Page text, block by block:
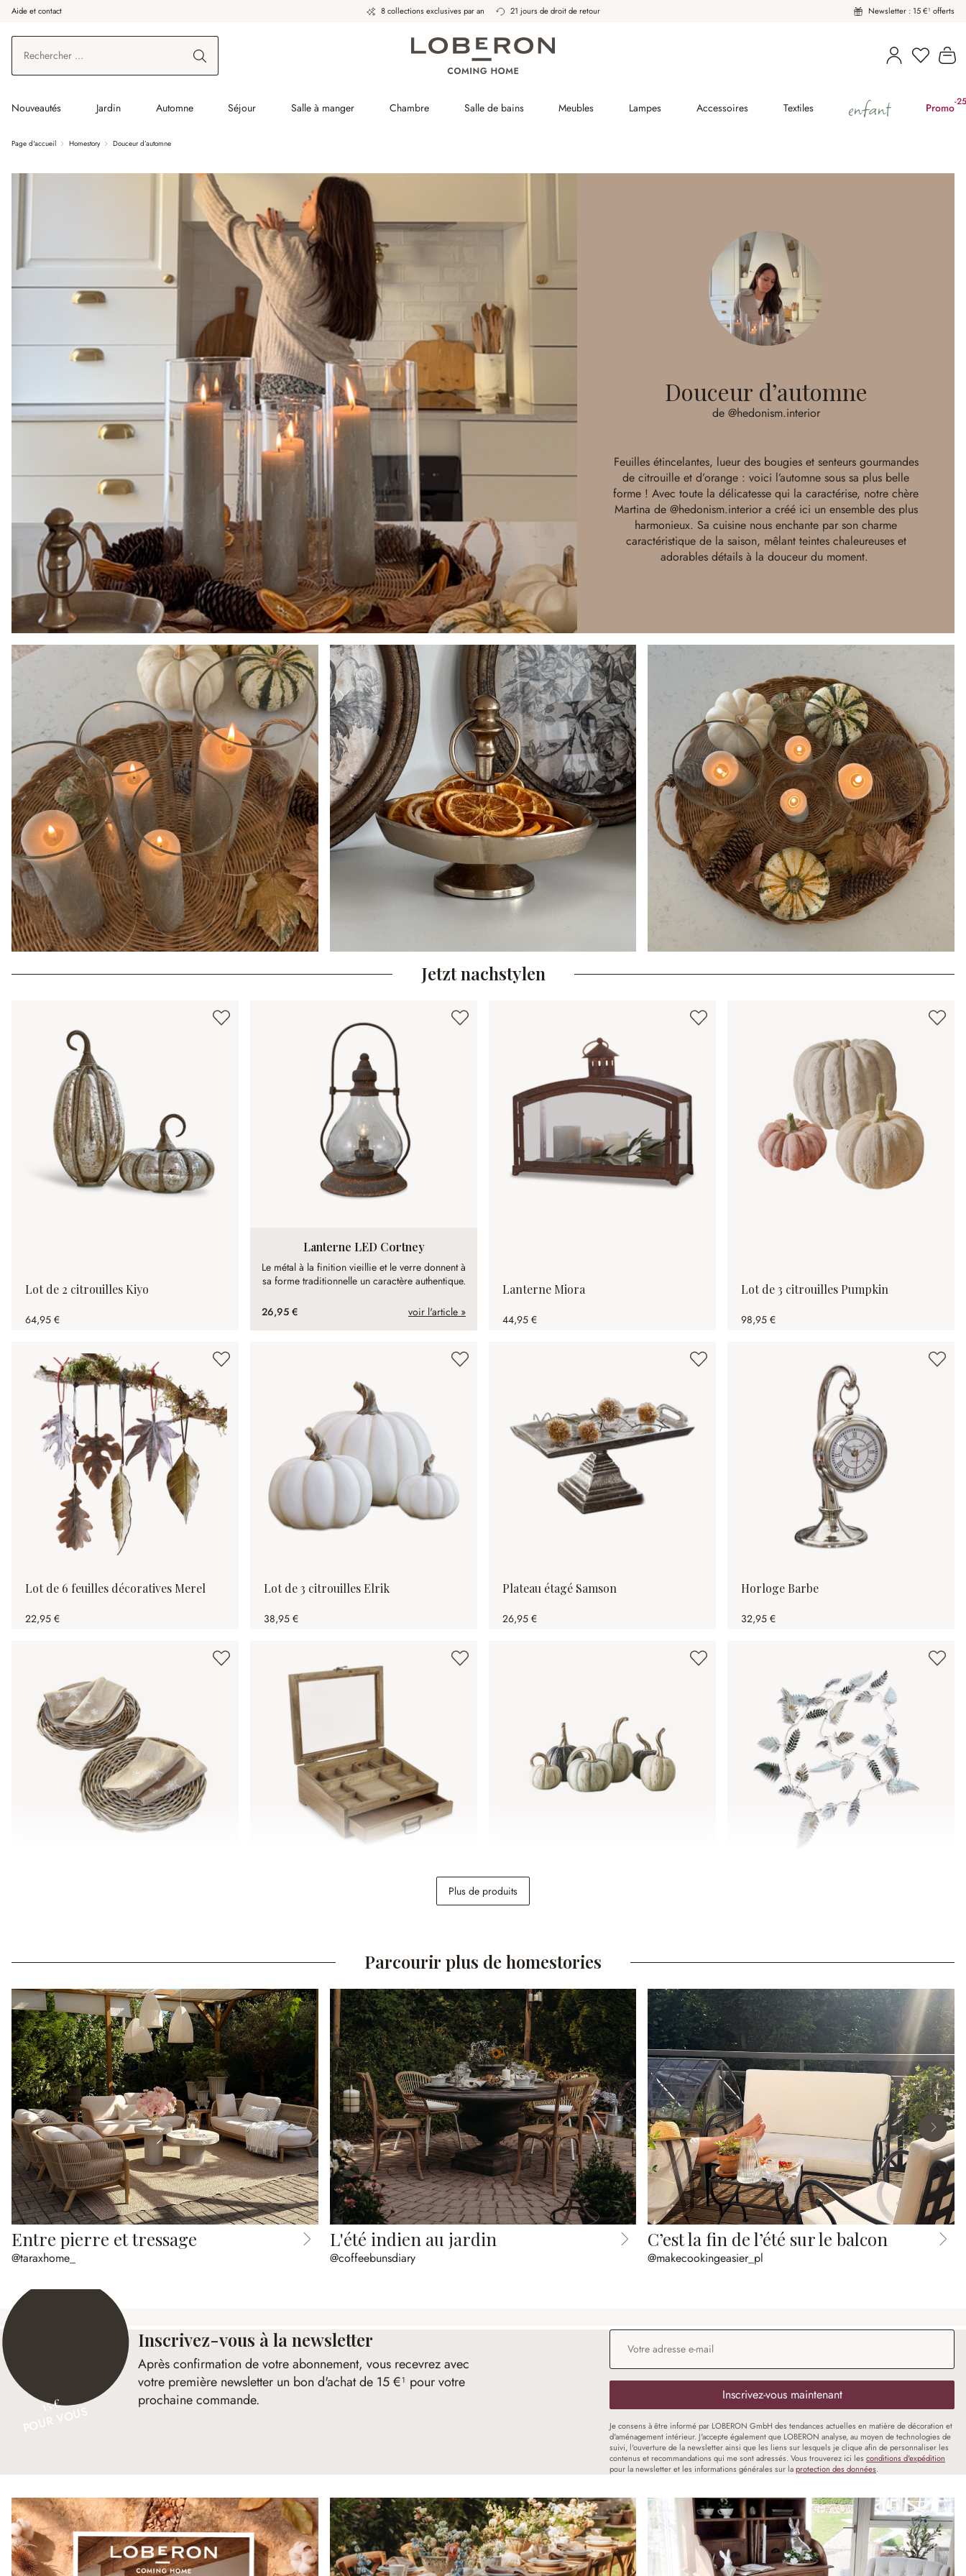
au contenu principal
Aller à la recherche
Aller à la navigation principale
Aide et contact 8 collections exclusives par an 21 jours de droit de retour Newsletter : 15 €¹ offerts
Vous
Nouveautés Jardin Automne Séjour Salle à manger Chambre Salle de bains Meubles Lampes Accessoires Textiles enfant Promo-
Page d'accueil Homestory Douceur d’automne
Douceur d’automne
de @hedonism.interior
Feuilles étincelantes, lueur des bougies et senteurs gourmandes
de citrouille et d’orange : voici l’automne sous sa plus belle
forme ! Avec toute la délicatesse qui la caractérise, notre chère
Martina de @hedonism.interiora créé ici un ensemble des plus
harmonieux. Sa cuisine nous enchante par son charme
caractéristique de la saison, mêlant teintes chaleureuses et
adorables détails à la douceur du moment.
Jetzt nachstylen
Lot de 2 citrouilles Kiyo
64,95 €
Lanterne LED Cortney
Le métal à la finition vieillie et le verre donnent à
sa forme traditionnelle un caractère authentique.
26,95 € voir l'article »
Lanterne Miora
44,95 €
Lot de 3 citrouilles Pumpkin
98,95 €
Lot de 6 feuilles décoratives Merel
22,95 €
Lot de 3 citrouilles Elrik
38,95 €
Plateau étagé Samson
26,95 €
Horloge Barbe
32,95 €
Lot de 6 citrouilles déco Yokane
Plus de produits
Parcourir plus de homestories
Entre pierre et tressage
@taraxhome_
L'été indien au jardin
@coffeebunsdiary
C’est la fin de l’été sur le balcon
@makecookingeasier_pl
15 €
Inscrivez-vous à la newsletter
Après confirmation de votre abonnement, vous recevrez avec
votre première newsletter un bon d'achat de 15 €¹ pour votre
prochaine commande.
Adresse e-mail*
Inscrivez-vous maintenant
Je consens à être informé par LOBERON GmbH des tendances actuelles en matière de décoration et
d'aménagement intérieur. J'accepte également que LOBERON analyse, au moyen de technologies de
suivi, l'ouverture de la newsletter ainsi que les liens sur lesquels je clique afin de personnaliser les
contenus et recommandations qui me sont adressés. Vous trouverez ici les conditions d'expédition
pour la newsletter et les informations générales sur laprotection des données.